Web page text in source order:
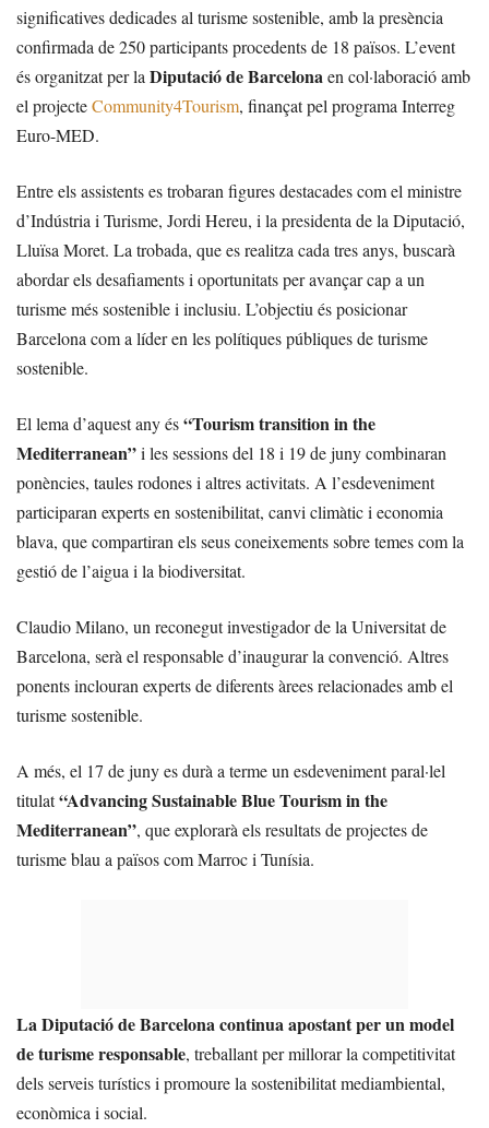
significatives dedicades al turisme sostenible, amb la presència
confirmada de 250 participants procedents de 18 països. L’event
és organitzat per la Diputació de Barcelonaen col·laboració amb
el projecteCommunity4Tourism, finançat pel programa Interreg
Euro-MED.
Entre els assistents es trobaran figures destacades com el ministre
d’Indústria i Turisme, Jordi Hereu, i la presidenta de la Diputació,
Lluïsa Moret. La trobada, que es realitza cada tres anys, buscarà
abordar els desafiaments i oportunitats per avançar cap a un
turisme més sostenible i inclusiu. L’objectiu és posicionar
Barcelona com a líder en les polítiques públiques de turisme
sostenible.
El lema d’aquest any és“Tourism transition in the
Mediterranean”i les sessions del 18 i 19 de juny combinaran
ponències, taules rodones i altres activitats. A l’esdeveniment
participaran experts en sostenibilitat, canvi climàtic i economia
blava, que compartiran els seus coneixements sobre temes com la
gestió de l’aigua i la biodiversitat.
Claudio Milano, un reconegut investigador de la Universitat de
Barcelona, serà el responsable d’inaugurar la convenció. Altres
ponents inclouran experts de diferents àrees relacionades amb el
turisme sostenible.
A més, el 17 de juny es durà a terme un esdeveniment paral·lel
titulat“Advancing Sustainable Blue Tourism in the
Mediterranean”, que explorarà els resultats de projectes de
turisme blau a països com Marroc i Tunísia.
La Diputació de Barcelona continua apostant per un model
de turisme responsable, treballant per millorar la competitivitat
dels serveis turístics i promoure la sostenibilitat mediambiental,
econòmica i social.